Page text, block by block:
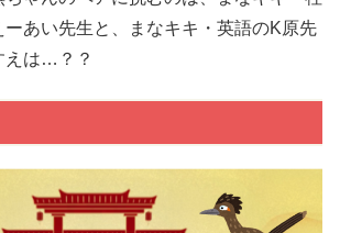
あい先生と、まなキキ・英語のK原先
えは…？？